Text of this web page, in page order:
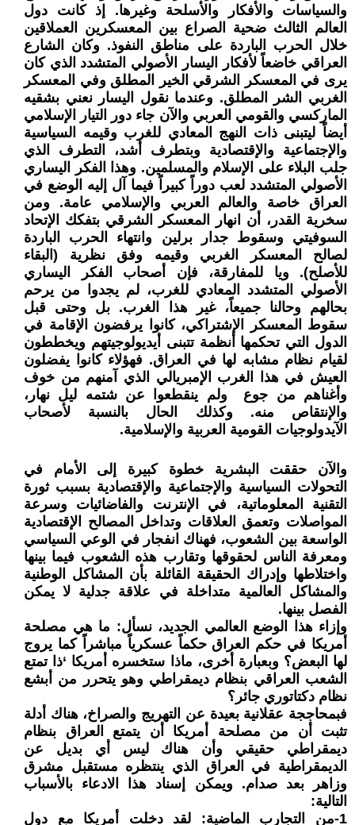
والسياسات والأفكار والأسلحة وغيرها. إذ كانت دول
العالم الثالث ضحية الصراع بين المعسكرين العملاقين
خلال الحرب الباردة على مناطق النفوذ. وكان الشارع
العراقي خاضعاً لأفكار اليسار الأصولي المتشدد الذي كان
يرى في المعسكر الشرقي الخير المطلق وفي المعسكر
الغربي الشر المطلق. وعندما نقول اليسار نعني بشقيه
الماركسي والقومي العربي والآن جاء دور التيار الإسلامي
أيضاً ليتبنى ذات النهج المعادي للغرب وقيمه السياسية
والإجتماعية والإقتصادية وبتطرف أشد، التطرف الذي
جلب البلاء على الإسلام والمسلمين. وهذا الفكر اليساري
الأصولي المتشدد لعب دوراً كبيراً فيما آل إليه الوضع في
العراق خاصة والعالم العربي والإسلامي عامة. ومن
سخرية القدر، أن انهار المعسكر الشرقي بتفكك الإتحاد
السوفيتي وسقوط جدار برلين وانتهاء الحرب الباردة
لصالح المعسكر الغربي وقيمه وفق نظرية (البقاء
للأصلح). ويا للمفارقة، فإن أصحاب الفكر اليساري
الأصولي المتشدد المعادي للغرب، لم يجدوا من يرحم
بحالهم وحالنا جميعاً، غير هذا الغرب. بل وحتى قبل
سقوط المعسكر الإشتراكي، كانوا يرفضون الإقامة في
الدول التي تحكمها أنظمة تتبنى أيديولوجيتهم ويخططون
لقيام نظام مشابه لها في العراق. فهؤلاء كانوا يفضلون
العيش في هذا الغرب الإمبريالي الذي آمنهم من خوف
وأغناهم من جوع ولم ينقطعوا عن شتمه ليل نهار،
والإنتقاص منه. وكذلك الحال بالنسبة لأصحاب
الآيدولوجيات القومية العربية والإسلامية.
والآن حققت البشرية خطوة كبيرة إلى الأمام في
التحولات السياسية والإجتماعية والإقتصادية بسبب ثورة
التقنية المعلوماتية، في الإنترنت والفاضائيات وسرعة
المواصلات وتعمق العلاقات وتداخل المصالح الإقتصادية
الواسعة بين الشعوب، فهناك انفجار في الوعي السياسي
ومعرفة الناس لحقوقها وتقارب هذه الشعوب فيما بينها
واختلاطها وإدراك الحقيقة القائلة بأن المشاكل الوطنية
والمشاكل العالمية متداخلة في علاقة جدلية لا يمكن
الفصل بينها.
وإزاء هذا الوضع العالمي الجديد، نسأل: ما هي مصلحة
أمريكا في حكم العراق حكماً عسكرياً مباشراً كما يروج
لها البعض؟ وبعبارة أخرى، ماذا ستخسره أمريكا ‘ذا تمتع
الشعب العراقي بنظام ديمقراطي وهو يتحرر من أبشع
نظام دكتاتوري جائر؟
فبمحاججة عقلانية بعيدة عن التهريج والصراخ، هناك أدلة
تثبت أن من مصلحة أمريكا أن يتمتع العراق بنظام
ديمقراطي حقيقي وأن هناك ليس أي بديل عن
الديمقراطية في العراق الذي ينتظره مستقبل مشرق
وزاهر بعد صدام. ويمكن إسناد هذا الادعاء بالأسباب
التالية:
1-من التجارب الماضية: لقد دخلت أمريكا مع دول